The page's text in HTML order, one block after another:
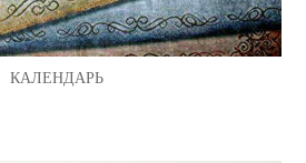
КАЛЕНДАРЬ